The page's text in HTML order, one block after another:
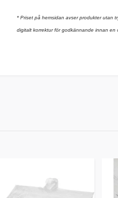
* Priset på hemsidan avser produkter utan
digitalt korrektur för godkännande innan en